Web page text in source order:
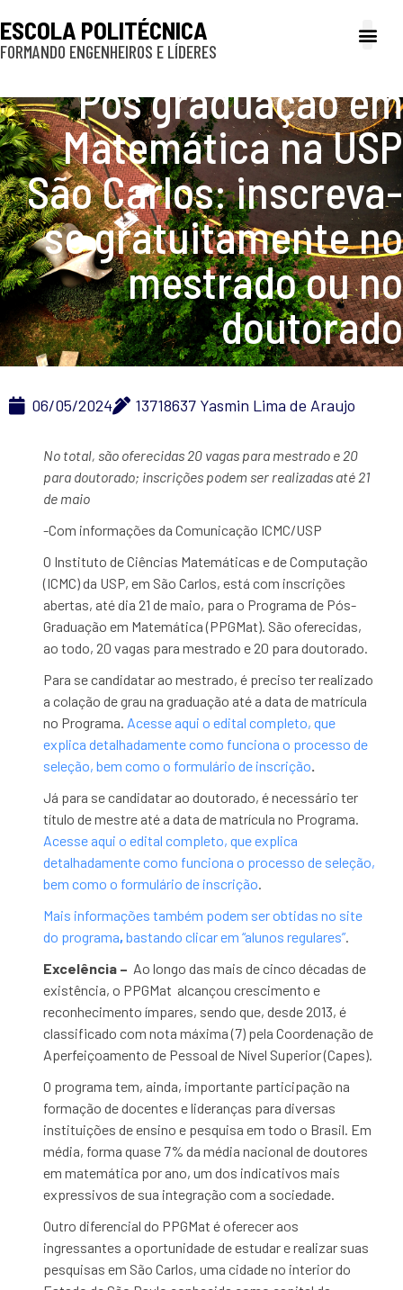
ESCOLA POLITÉCNICA
FORMANDO ENGENHEIROS E LÍDERES
Pós graduação em
Matemática na USP
São Carlos: inscreva-
se gratuitamente no
mestrado ou no
doutorado
06/05/2024 13718637 Yasmin Lima de Araujo
No total, são oferecidas 20 vagas para mestrado e 20
para doutorado; inscrições podem ser realizadas até 21
de maio
-Com informações da Comunicação ICMC/USP
O Instituto de Ciências Matemáticas e de Computação
(ICMC) da USP, em São Carlos, está com inscrições
abertas, até dia 21 de maio, para o Programa de Pós-
Graduação em Matemática (PPGMat). São oferecidas,
ao todo, 20 vagas para mestrado e 20 para doutorado.
Para se candidatar ao mestrado, é preciso ter realizado
a colação de grau na graduação até a data de matrícula
no Programa. Acesse aqui o edital completo, que
explica detalhadamente como funciona o processo de
seleção, bem como o formulário de inscrição.
Já para se candidatar ao doutorado, é necessário ter
título de mestre até a data de matrícula no Programa.
Acesse aqui o edital completo, que explica
detalhadamente como funciona o processo de seleção,
bem como o formulário de inscrição.
Mais informações também podem ser obtidas no site
do programa, bastando clicar em “alunos regulares”.
Excelência – Ao longo das mais de cinco décadas de
existência, o PPGMat alcançou crescimento e
reconhecimento ímpares, sendo que, desde 2013, é
classificado com nota máxima (7) pela Coordenação de
Aperfeiçoamento de Pessoal de Nível Superior (Capes).
O programa tem, ainda, importante participação na
formação de docentes e lideranças para diversas
instituições de ensino e pesquisa em todo o Brasil. Em
média, forma quase 7% da média nacional de doutores
em matemática por ano, um dos indicativos mais
expressivos de sua integração com a sociedade.
Outro diferencial do PPGMat é oferecer aos
ingressantes a oportunidade de estudar e realizar suas
pesquisas em São Carlos, uma cidade no interior do